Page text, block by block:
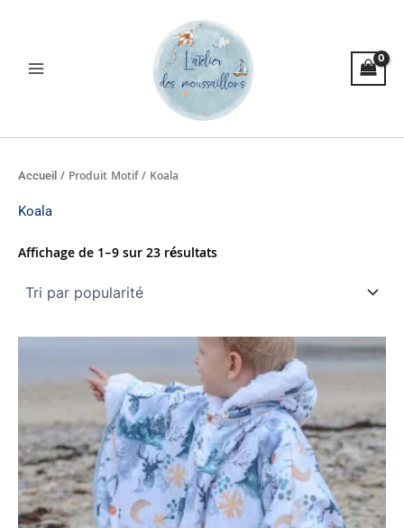
Accueil / Produit Motif / Koala
Koala
Affichage de 1–9 sur 23 résultats
popularité
prix :
67,00€
à
119,00€
Ce
produit
a
plusieurs
variations.
Les
options
peuvent
être